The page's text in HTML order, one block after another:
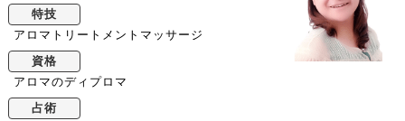
特技
アロマトリートメントマッサージ
資格
アロマのディプロマ
占術